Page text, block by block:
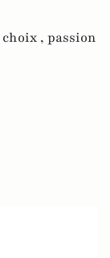
choix , passion